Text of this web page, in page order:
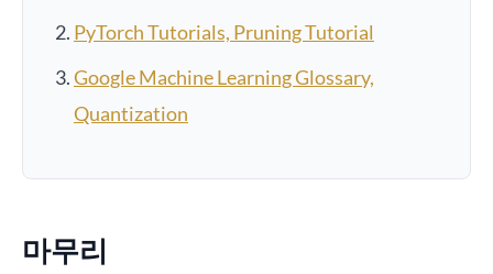
PyTorch Tutorials, Pruning Tutorial
Google Machine Learning Glossary,
Quantization
마무리